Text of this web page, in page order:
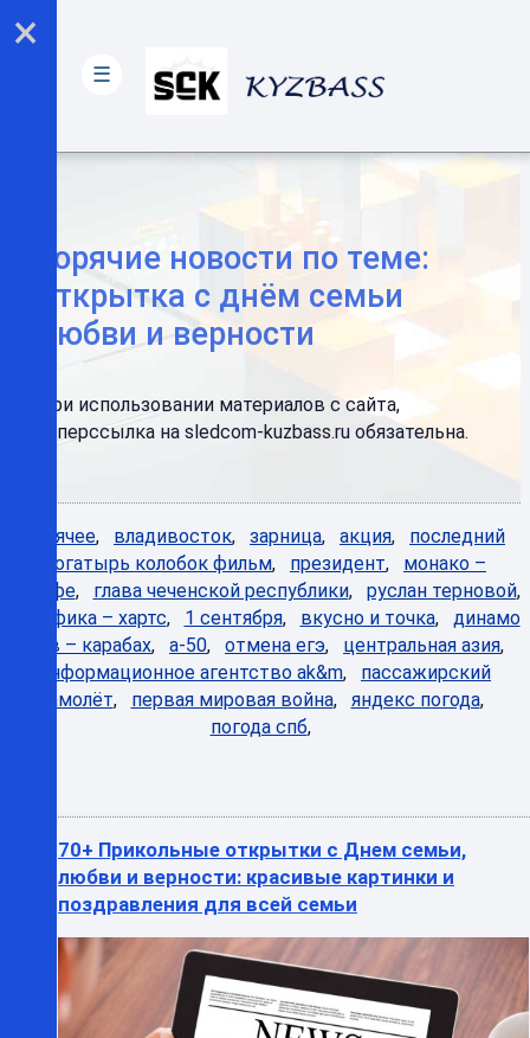
Горячие новости по теме:
открытка с днём семьи
любви и верности
При использовании материалов с сайта,
гиперссылка на sledcom-kuzbass.ru обязательна.
Горячее, владивосток, зарница, акция, последний
богатырь колобок фильм, президент, монако –
хетафе, глава чеченской республики, руслан терновой,
бенфика – хартс, 1 сентября, вкусно и точка, динамо
киев – карабах, а-50, отмена егэ, центральная азия,
информационное агентство ak&m, пассажирский
самолёт, первая мировая война, яндекс погода,
погода спб,
70+ Прикольные открытки с Днем семьи,
любви и верности: красивые картинки и
поздравления для всей семьи
×
☰